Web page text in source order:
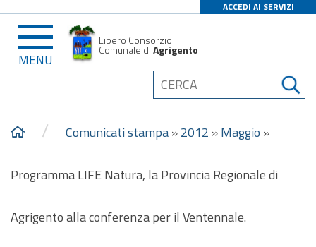
ACCEDI AI SERVIZI
MENU
Libero Consorzio
Comunale diAgrigento
/ Comunicati stampa»2012 »Maggio »
Programma LIFE Natura, la Provincia Regionale di
Agrigento alla conferenza per il Ventennale.